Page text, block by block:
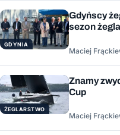
GDYNIA
Gdyńscy
sezon
Maciej
ŻEGLARSTWO
Znamy
Cup
Maciej